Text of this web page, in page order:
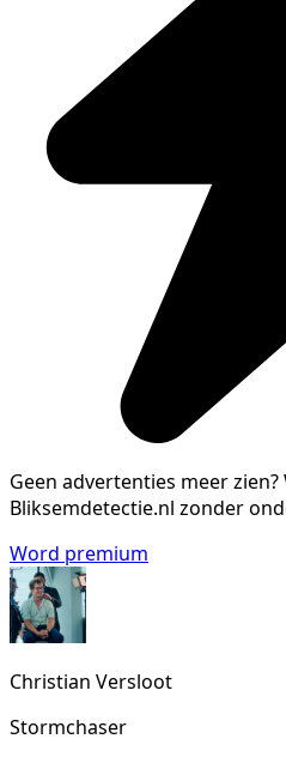
Geen advertenties meer zien?
Bliksemdetectie.nl zonder
Word premium
Christian Versloot
Stormchaser